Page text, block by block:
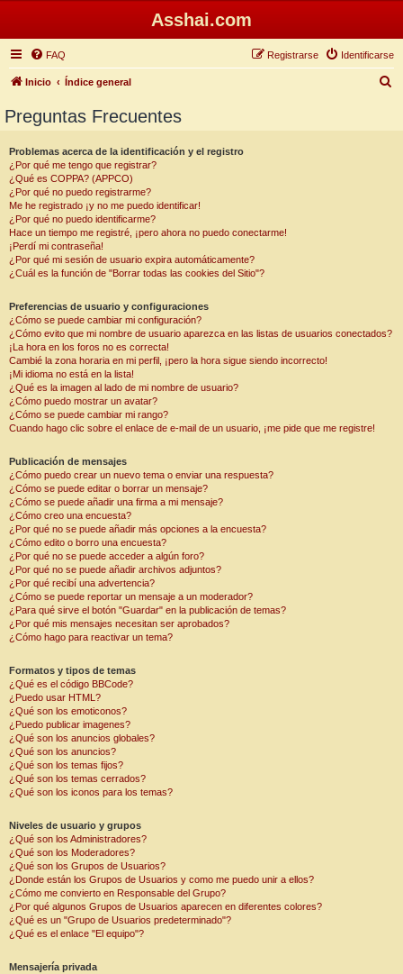
Asshai.com
FAQ Identificarse
Registrarse
Inicio Índice general
Preguntas Frecuentes
Problemas acerca de la identificación y el registro
¿Por qué me tengo que registrar?
¿Qué es COPPA? (APPCO)
¿Por qué no puedo registrarme?
Me he registrado ¡y no me puedo identificar!
¿Por qué no puedo identificarme?
Hace un tiempo me registré, ¡pero ahora no puedo conectarme!
¡Perdí mi contraseña!
¿Por qué mi sesión de usuario expira automáticamente?
¿Cuál es la función de "Borrar todas las cookies del Sitio"?
Preferencias de usuario y configuraciones
¿Cómo se puede cambiar mi configuración?
¿Cómo evito que mi nombre de usuario aparezca en las listas de usuarios conectados?
¡La hora en los foros no es correcta!
Cambié la zona horaria en mi perfil, ¡pero la hora sigue siendo incorrecto!
¡Mi idioma no está en la lista!
¿Qué es la imagen al lado de mi nombre de usuario?
¿Cómo puedo mostrar un avatar?
¿Cómo se puede cambiar mi rango?
Cuando hago clic sobre el enlace de e-mail de un usuario, ¡me pide que me registre!
Publicación de mensajes
¿Cómo puedo crear un nuevo tema o enviar una respuesta?
¿Cómo se puede editar o borrar un mensaje?
¿Cómo se puede añadir una firma a mi mensaje?
¿Cómo creo una encuesta?
¿Por qué no se puede añadir más opciones a la encuesta?
¿Cómo edito o borro una encuesta?
¿Por qué no se puede acceder a algún foro?
¿Por qué no se puede añadir archivos adjuntos?
¿Por qué recibí una advertencia?
¿Cómo se puede reportar un mensaje a un moderador?
¿Para qué sirve el botón "Guardar" en la publicación de temas?
¿Por qué mis mensajes necesitan ser aprobados?
¿Cómo hago para reactivar un tema?
Formatos y tipos de temas
¿Qué es el código BBCode?
¿Puedo usar HTML?
¿Qué son los emoticonos?
¿Puedo publicar imagenes?
¿Qué son los anuncios globales?
¿Qué son los anuncios?
¿Qué son los temas fijos?
¿Qué son los temas cerrados?
¿Qué son los iconos para los temas?
Niveles de usuario y grupos
¿Qué son los Administradores?
¿Qué son los Moderadores?
¿Qué son los Grupos de Usuarios?
¿Donde están los Grupos de Usuarios y como me puedo unir a ellos?
¿Cómo me convierto en Responsable del Grupo?
¿Por qué algunos Grupos de Usuarios aparecen en diferentes colores?
¿Qué es un "Grupo de Usuarios predeterminado"?
¿Qué es el enlace "El equipo"?
Mensajería privada